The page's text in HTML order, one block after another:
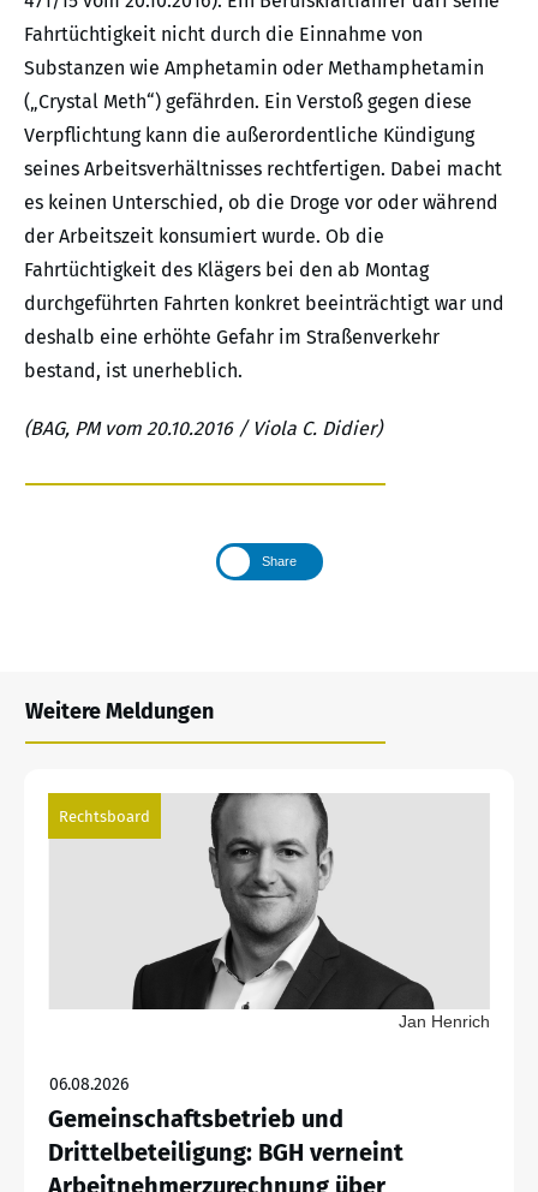
Fahrtüchtigkeit nicht durch die Einnahme von
Substanzen wie Amphetamin oder Methamphetamin
(„Crystal Meth“) gefährden. Ein Verstoß gegen diese
Verpflichtung kann die außerordentliche Kündigung
seines Arbeitsverhältnisses rechtfertigen. Dabei macht
es keinen Unterschied, ob die Droge vor oder während
der Arbeitszeit konsumiert wurde. Ob die
Fahrtüchtigkeit des Klägers bei den ab Montag
durchgeführten Fahrten konkret beeinträchtigt war und
deshalb eine erhöhte Gefahr im Straßenverkehr
bestand, ist unerheblich.
(BAG, PM vom 20.10.2016 / Viola C. Didier)
Share
Weitere Meldungen
Rechtsboard
Jan Henrich
06.08.2026
Gemeinschaftsbetrieb und
Drittelbeteiligung: BGH verneint
Arbeitnehmerzurechnung über